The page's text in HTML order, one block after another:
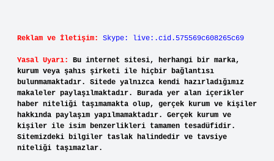
Reklam ve İletişim: Skype: live:.cid.575569c608265c69
Yasal Uyarı:
Bu internet sitesi, herhangi bir marka,
kurum veya şahıs şirketi ile hiçbir bağlantısı
bulunmamaktadır. Sitede yalnızca kendi hazırladığımız
makaleler paylaşılmaktadır. Burada yer alan içerikler
haber niteliği taşımamakta olup, gerçek kurum ve kişiler
hakkında paylaşım yapılmamaktadır. Gerçek kurum ve
kişiler ile isim benzerlikleri tamamen tesadüfidir.
Sitemizdeki bilgiler taslak halindedir ve tavsiye
niteliği taşımazlar.